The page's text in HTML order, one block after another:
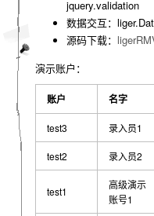
jquery.validation
数据交互：
源码下载：
演示账户：
账户 名字
test3 录入员1
test2 录入员2
test1
高级演示
账号1